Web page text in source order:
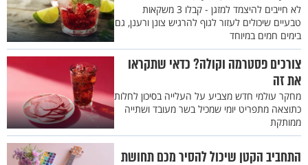
לא חייבים להיצמד למזגן - קבלו 3 משקאות
טבעיים שיכולים לעזור לגוף להרגיש צונן ורענן, גם
בימים חמים במיוחד
צורכים פסטרמה וקולה? כדאי שתקראו
את זה
מחקר עולמי חדש מצביע על העלייה בסיכון לחלות
כתוצאה מתפריט יומי שמכיל בשר מעובד ושתייה
ממותקת
התחביב הקטן שיכול להסיר מכם תחושת